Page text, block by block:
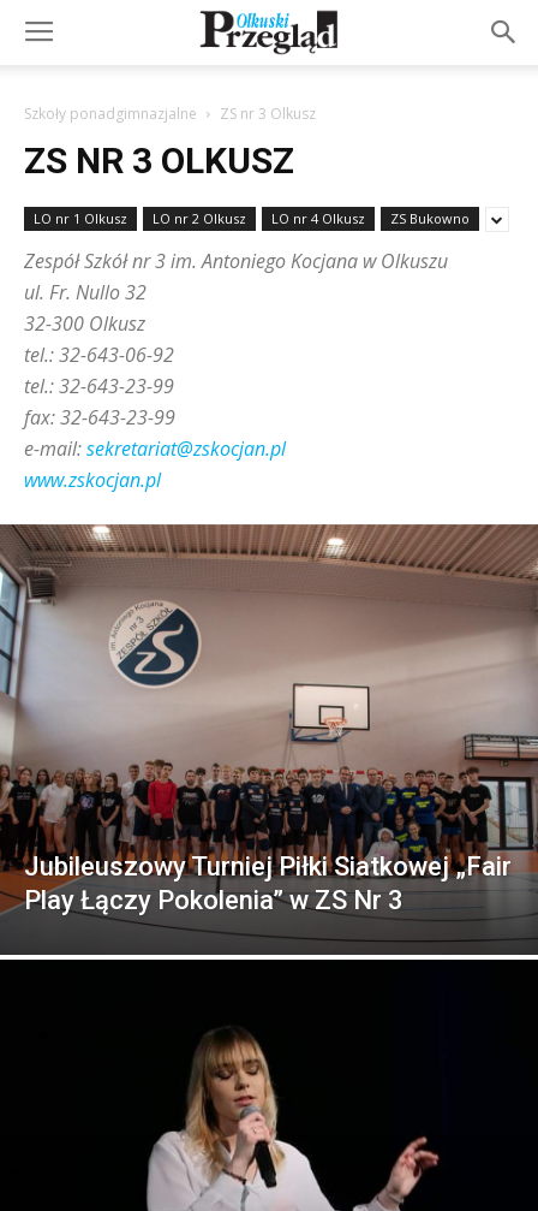
Szkoły ponadgimnazjalne ZS nr 3 Olkusz
ZS NR 3 OLKUSZ
LO nr 1 Olkusz LO nr 2 Olkusz LO nr 4 Olkusz ZS Bukowno
Zespół Szkół nr 3 im. Antoniego Kocjana w Olkuszu
ul. Fr. Nullo 32
32-300 Olkusz
tel.: 32-643-06-92
tel.: 32-643-23-99
fax: 32-643-23-99
e-mail:sekretariat@zskocjan.pl
www.zskocjan.pl
Jubileuszowy Turniej Piłki Siatkowej „Fair
Play Łączy Pokolenia” w ZS Nr 3